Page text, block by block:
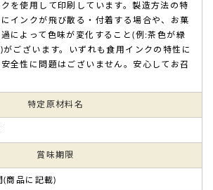
を使用して印刷しています。製造方法の特
インクが飛び散る・付着する場合や、お菓
によって色味が変化すること(例:茶色が緑
ございます。いずれも食用インクの特性に
全性に問題はございません。安心してお召
特定 原材料名
賞味期限
(商品に記載)